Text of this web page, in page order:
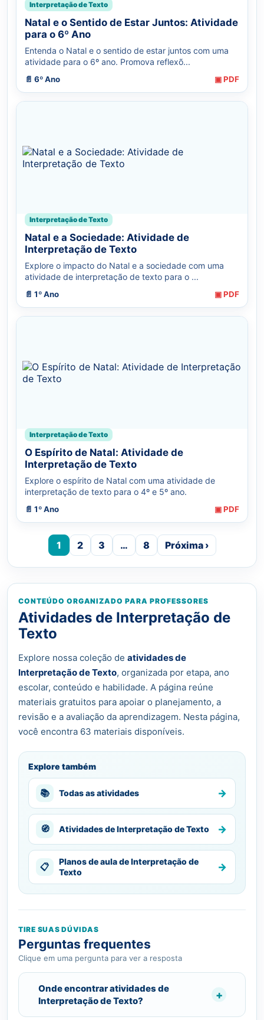
Interpretação de Texto
Natal e o Sentido de Estar Juntos: Atividade
para o 6º Ano
Entenda o Natal e o sentido de estar juntos com uma
atividade para o 6º ano. Promova reflexõ...
📄 6º Ano ▣ PDF
Interpretação de Texto
Natal e a Sociedade: Atividade de
Interpretação de Texto
Explore o impacto do Natal e a sociedade com uma
atividade de interpretação de texto para o ...
📄 1º Ano ▣ PDF
Interpretação de Texto
O Espírito de Natal: Atividade de
Interpretação de Texto
Explore o espírito de Natal com uma atividade de
interpretação de texto para o 4º e 5º ano.
📄 1º Ano ▣ PDF
1 2 3 … 8 Próxima ›
CONTEÚDO ORGANIZADO PARA PROFESSORES
Atividades de Interpretação de
Texto
Explore nossa coleção de atividades de
Interpretação de Texto, organizada por etapa, ano
escolar, conteúdo e habilidade. A página reúne
materiais gratuitos para apoiar o planejamento, a
revisão e a avaliação da aprendizagem. Nesta página,
você encontra 63 materiais disponíveis.
Explore também
📚 Todas as atividades →
🧭 Atividades de Interpretação de Texto →
📋
Planos de aula de Interpretação de
Texto
→
TIRE SUAS DÚVIDAS
Perguntas frequentes
Clique em uma pergunta para ver a resposta
Onde encontrar atividades de
Interpretação de Texto?